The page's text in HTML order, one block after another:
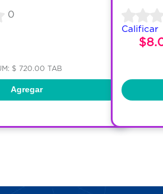
0
$ 720.00 TAB
Agregar
Calificar